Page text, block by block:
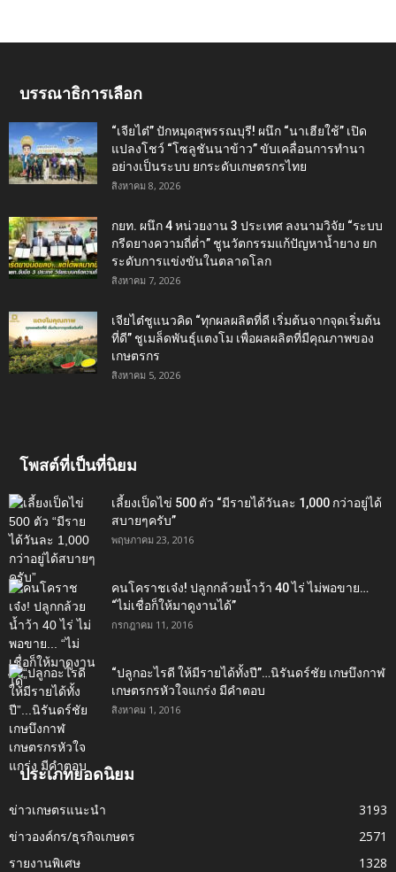
บรรณาธิการเลือก
“เจียไต๋” ปักหมุดสุพรรณบุรี! ผนึก “นาเฮียใช้” เปิด
แปลงโชว์ “โซลูชันนาข้าว” ขับเคลื่อนการทำนา
อย่างเป็นระบบ ยกระดับเกษตรกรไทย
สิงหาคม 8, 2026
กยท. ผนึก 4 หน่วยงาน 3 ประเทศ ลงนามวิจัย “ระบบ
กรีดยางความถี่ต่ำ” ชูนวัตกรรมแก้ปัญหาน้ำยาง ยก
ระดับการแข่งขันในตลาดโลก
สิงหาคม 7, 2026
เจียไต๋ชูแนวคิด “ทุกผลผลิตที่ดี เริ่มต้นจากจุดเริ่มต้น
ที่ดี” ชูเมล็ดพันธุ์แตงโม เพื่อผลผลิตที่มีคุณภาพของ
เกษตรกร
สิงหาคม 5, 2026
โพสต์ที่เป็นที่นิยม
เลี้ยงเป็ดไข่ 500 ตัว “มีรายได้วันละ 1,000 กว่าอยู่ได้
สบายๆครับ”
พฤษภาคม 23, 2016
คนโคราชเจ๋ง! ปลูกกล้วยน้ำว้า 40 ไร่ ไม่พอขาย…
“ไม่เชื่อก็ให้มาดูงานได้”‬
กรกฎาคม 11, 2016
“ปลูกอะไรดี ให้มีรายได้ทั้งปี”…นิรันดร์ชัย เกษบึงกาฬ
เกษตรกรหัวใจแกร่ง มีคำตอบ
สิงหาคม 1, 2016
ประเภทยอดนิยม
ข่าวเกษตรแนะนำ
3193
ข่าวองค์กร/ธุรกิจเกษตร
2571
รายงานพิเศษ
1328